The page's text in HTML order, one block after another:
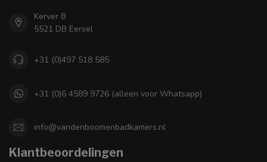
Kerver 8
5521 DB Eersel
+31 (0)497 518 585
+31 (0)6 4589 9726 (alleen voor Whatsapp)
info@vandenboomenbadkamers.nl
Klantbeoordelingen